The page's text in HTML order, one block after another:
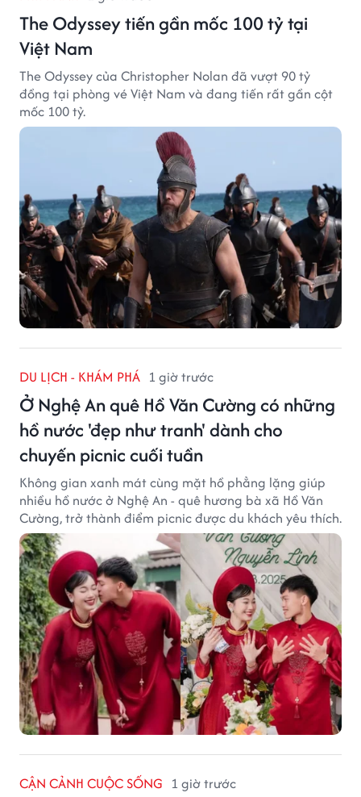
The Odyssey tiến gần mốc 100 tỷ tại
Việt Nam
The Odyssey của Christopher Nolan đã vượt 90 tỷ
đồng tại phòng vé Việt Nam và đang tiến rất gần cột
mốc 100 tỷ.
DU LỊCH - KHÁM PHÁ 1 giờ trước
Ở Nghệ An quê Hồ Văn Cường có những
hồ nước 'đẹp như tranh' dành cho
chuyến picnic cuối tuần
Không gian xanh mát cùng mặt hồ phẳng lặng giúp
nhiều hồ nước ở Nghệ An - quê hương bà xã Hồ Văn
Cường, trở thành điểm picnic được du khách yêu thích.
CẬN CẢNH CUỘC SỐNG 1 giờ trước